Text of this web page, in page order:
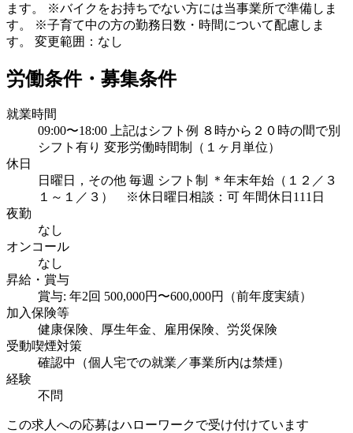
ます。 ※バイクをお持ちでない方には当事業所で準備しま
す。 ※子育て中の方の勤務日数・時間について配慮しま
す。 変更範囲：なし
労働条件・募集条件
就業時間
09:00〜18:00 上記はシフト例 ８時から２０時の間で別
シフト有り 変形労働時間制（１ヶ月単位）
休日
日曜日，その他 毎週 シフト制 ＊年末年始（１２／３
１～１／３） ※休日曜日相談：可 年間休日111日
夜勤
なし
オンコール
なし
昇給・賞与
賞与: 年2回 500,000円〜600,000円（前年度実績）
加入保険等
健康保険、厚生年金、雇用保険、労災保険
受動喫煙対策
確認中（個人宅での就業／事業所内は禁煙）
経験
不問
この求人への応募はハローワークで受け付けています